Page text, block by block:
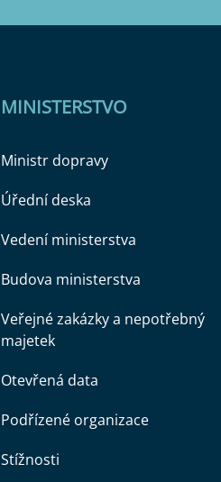
MINISTERSTVO
Ministr dopravy
Úřední deska
Vedení ministerstva
Budova ministerstva
Veřejné zakázky a nepotřebný
majetek
Otevřená data
Podřízené organizace
Stížnosti